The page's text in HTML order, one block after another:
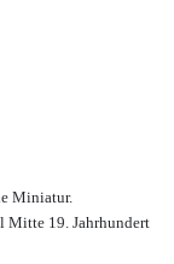
Miniatur.
Mitte 19. Jahrhundert